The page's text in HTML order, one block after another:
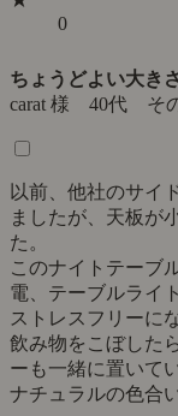
0
ちょうどよい大き
carat 様 40代 そ
以前、他社のサイ
ましたが、天板が
た。
このナイトテーブ
電、テーブルライ
ストレスフリーに
飲み物をこぼした
ーも一緒に置いて
ナチュラルの色合